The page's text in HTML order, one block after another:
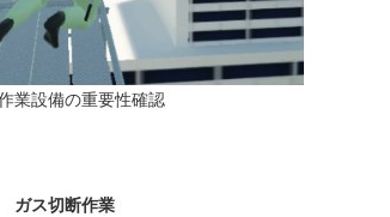
業設備の重要性確認
ガス切断作業